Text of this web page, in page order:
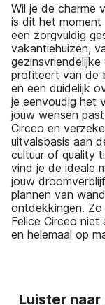
Wil je de charme
is dit het moment
een zorgvuldig
vakantiehuizen,
profiteert van de
en een duidelijk
je eenvoudig het
jouw wensen
Circeo en
uitvalsbasis aan
cultuur of quality
vind je de ideale
jouw
plannen van
ontdekkingen.
Felice Circeo
en helemaal op
Luister naar